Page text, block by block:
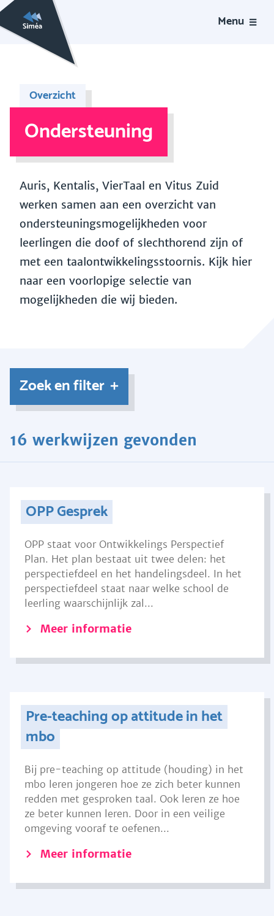
Menu
Overzicht
Ondersteuning
Auris, Kentalis, VierTaal en Vitus Zuid
werken samen aan een overzicht van
ondersteuningsmogelijkheden voor
leerlingen die doof of slechthorend zijn of
met een taalontwikkelingsstoornis. Kijk hier
naar een voorlopige selectie van
mogelijkheden die wij bieden.
Zoek en filter
16 werkwijzen gevonden
OPP Gesprek
OPP staat voor Ontwikkelings Perspectief
Plan. Het plan bestaat uit twee delen: het
perspectiefdeel en het handelingsdeel. In het
perspectiefdeel staat naar welke school de
leerling waarschijnlijk zal...
Meer informatie
Pre-teaching op attitude in het
mbo
Bij pre-teaching op attitude (houding) in het
mbo leren jongeren hoe ze zich beter kunnen
redden met gesproken taal. Ook leren ze hoe
ze beter kunnen leren. Door in een veilige
omgeving vooraf te oefenen...
Meer informatie